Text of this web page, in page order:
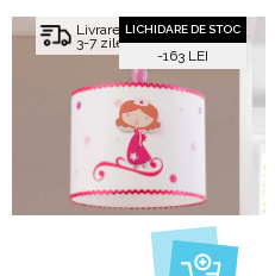
Livrare rapida
3-7 zile
LICHIDARE DE STOC
-163 LEI